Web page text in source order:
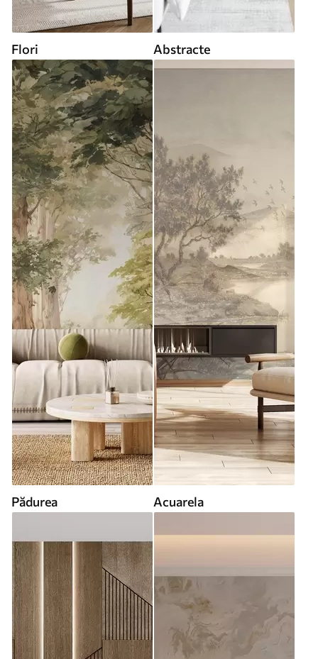
Flori Abstracte
Pădurea Acuarela